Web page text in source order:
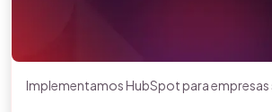
Implementamos HubSpot para empresas